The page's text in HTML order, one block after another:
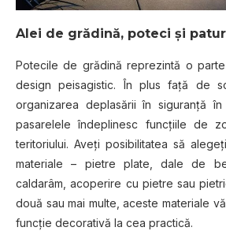
Alei de grădină, poteci şi
Potecile de grădină reprezintă o
design peisagistic. În plus faţă de
organizarea deplasării în siguranţă
pasarelele îndeplinesc funcţiile de
teritoriului. Aveţi posibilitatea să
materiale – pietre plate, dale de
caldarâm, acoperire cu pietre sau
două sau mai multe, aceste materiale
funcţie decorativă la cea practică.